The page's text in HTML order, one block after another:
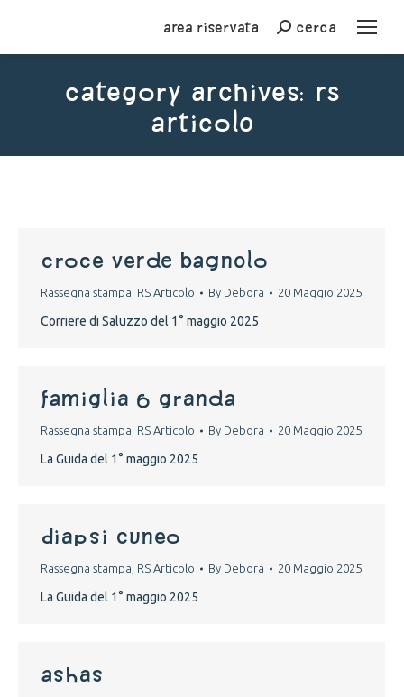
Area riservata Cercacerca
Category Archives: RS
Articolo
croce verde bagnolo
Rassegna stampa RS Articolo By Debora 20 Maggio 2025
Corriere di Saluzzo del 1° maggio 2025
famiglia 6 granda
Rassegna stampa RS Articolo By Debora 20 Maggio 2025
La Guida del 1° maggio 2025
diapsi cuneo
Rassegna stampa RS Articolo By Debora 20 Maggio 2025
La Guida del 1° maggio 2025
Ashas